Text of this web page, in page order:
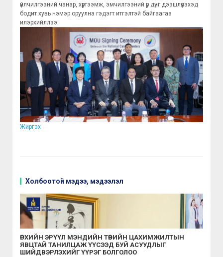
үйлчилгээний чанар, хүртээмж, эмчилгээний үр дүнг дээшлүүлэхэд
бодит хувь нэмэр оруулна гэдэгт итгэлтэй байгаагаа
илэрхийллээ.
Жиргэх
Холбоотой мэдээ, мэдээлэл
ӨРХИЙН ЭРҮҮЛ МЭНДИЙН ТӨВИЙН ЦАХИМЖИЛТЫН
ЯВЦТАЙ ТАНИЛЦАЖ ҮҮСЭЭД БУЙ АСУУДЛЫГ
ШИЙДВЭРЛЭХИЙГ ҮҮРЭГ БОЛГОЛОО